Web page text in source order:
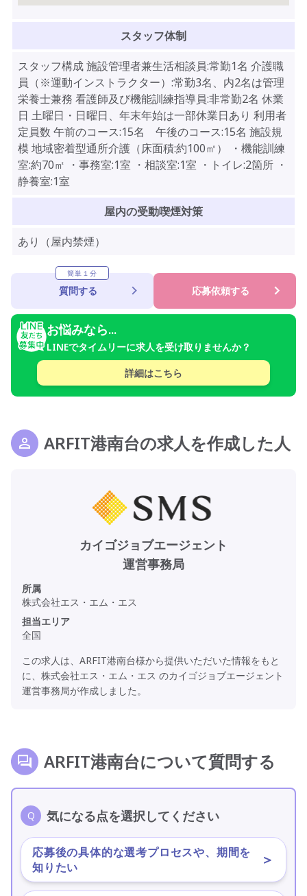
スタッフ体制
スタッフ構成 施設管理者兼生活相談員:常勤1名 介護職
員（※運動インストラクター）:常勤3名、内2名は管理
栄養士兼務 看護師及び機能訓練指導員:非常勤2名 休業
日 土曜日・日曜日、年末年始は一部休業日あり 利用者
定員数 午前のコース:15名 午後のコース:15名 施設規
模 地域密着型通所介護（床面積:約100㎡） ・機能訓練
室:約70㎡ ・事務室:1室 ・相談室:1室 ・トイレ:2箇所 ・
静養室:1室
屋内の受動喫煙対策
あり（屋内禁煙）
簡単１分
質問する 応募依頼する
お悩みなら...
LINEでタイムリーに求人を受け取りませんか？
詳細はこちら
ARFIT港南台の求人を作成した人
カイゴジョブエージェント
運営事務局
所属
株式会社エス・エム・エス
担当エリア
全国
この求人は、ARFIT港南台様から提供いただいた情報をもと
に、株式会社エス・エム・エス のカイゴジョブエージェント
運営事務局が作成しました。
ARFIT港南台について質問する
気になる点を選択してください
応募後の具体的な選考プロセスや、期間を
知りたい
＞